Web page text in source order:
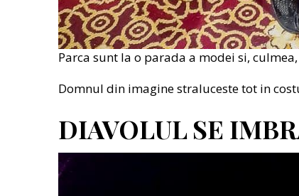
Parca sunt la o parada a modei si,
Domnul din imagine straluceste tot in
DIAVOLUL SE